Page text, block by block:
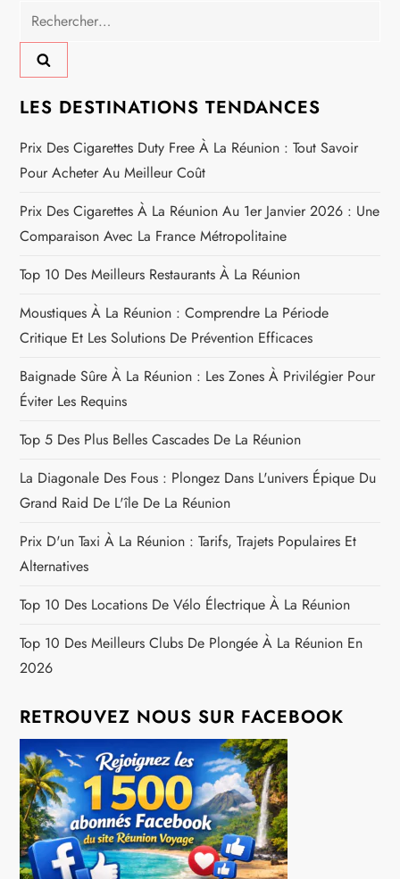
a
t
i
o
n
d
e
l
’
a
r
t
i
c
l
e
Rechercher :
LES DESTINATIONS TENDANCES
Prix Des Cigarettes Duty Free À La Réunion : Tout Savoir
Pour Acheter Au Meilleur Coût
Prix Des Cigarettes À La Réunion Au 1er Janvier 2026 : Une
Comparaison Avec La France Métropolitaine
Top 10 Des Meilleurs Restaurants À La Réunion
Moustiques À La Réunion : Comprendre La Période
Critique Et Les Solutions De Prévention Efficaces
Baignade Sûre À La Réunion : Les Zones À Privilégier Pour
Éviter Les Requins
Top 5 Des Plus Belles Cascades De La Réunion
La Diagonale Des Fous : Plongez Dans L'univers Épique Du
Grand Raid De L'île De La Réunion
Prix D'un Taxi À La Réunion : Tarifs, Trajets Populaires Et
Alternatives
Top 10 Des Locations De Vélo Électrique À La Réunion
Top 10 Des Meilleurs Clubs De Plongée À La Réunion En
2026
RETROUVEZ NOUS SUR FACEBOOK